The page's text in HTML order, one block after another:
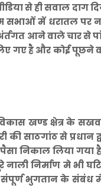
से ही सवाल दाग
सभाओं में धरातल पर
आने वाले चार से
गए है और कोई पूछने
खण्ड क्षेत्र के
की साठगांठ से
पैसा निकाल लिया
निर्माण मे भी
संपूर्ण भुगतान के संबंध